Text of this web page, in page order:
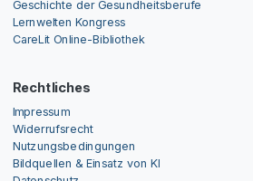
Geschichte der Gesundheitsberufe
Lernwelten Kongress
CareLit Online-Bibliothek
Rechtliches
Impressum
Widerrufsrecht
Nutzungsbedingungen
Bildquellen & Einsatz von KI